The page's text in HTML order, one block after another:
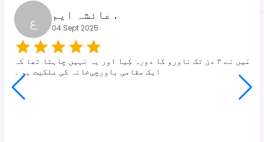
ع عائشہ ایم .
04 Sept 2025
مَیں نے ۳ دن تک ناورو کا دورہ کِیا اور یہ نہیں چاہتا تھا کہ
ایک مقامی باورچی‌خانہ کی ملکیت ہو ۔